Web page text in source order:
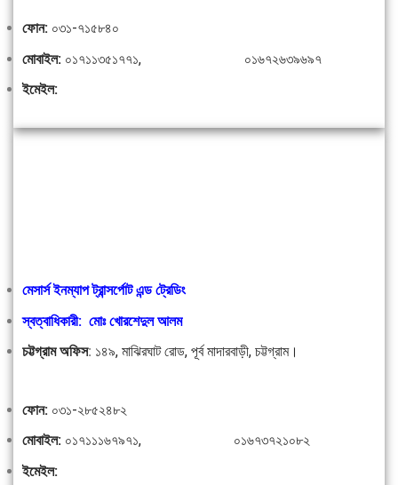
ফোন: ০৩১-৭১৫৮৪০
মোবাইল: ০১৭১১৩৫১৭৭১, ০১৬৭২৬৩৯৬৯৭
ইমেইল:
মেসার্স ইনম্যাপ ট্রান্সর্পোট এন্ড ট্রেডিং
স্বত্বাধিকারী: মোঃ খোরশেদুল আলম
চট্টগ্রাম অফিস: ১৪৯, মাঝিরঘাট রোড, পূর্ব মাদারবাড়ী, চট্টগ্রাম।
ফোন: ০৩১-২৮৫২৪৮২
মোবাইল: ০১৭১১১৬৭৯৭১, ০১৬৭৩৭২১০৮২
ইমেইল: